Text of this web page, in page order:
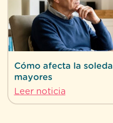
Cómo afecta la
mayores
Leer noticia